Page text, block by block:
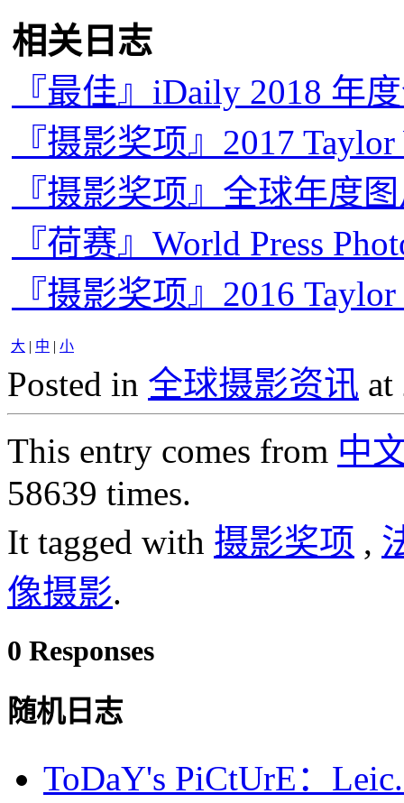
相关日志
『最佳』iDaily 2018 年
『摄影奖项』2017
『摄影奖项』全球年度
『荷赛』World Press
『摄影奖项』2016
大 | 中 | 小
Posted in 全球摄影资讯 at
This entry comes from 中
58639 times.
It tagged with 摄影奖项 ,
像摄影.
0 Responses
随机日志
ToDaY's PiCtUrE：